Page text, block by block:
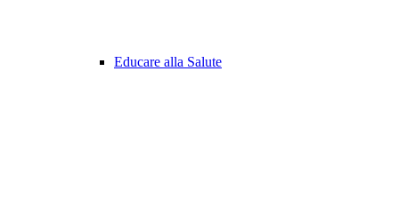
Educare alla Salute